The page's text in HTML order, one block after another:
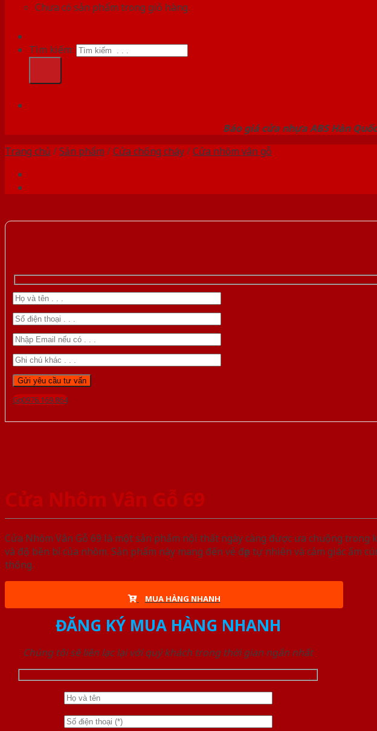
Chưa có sản phẩm trong giỏ hàng.
Tìm kiếm:
Báo giá cửa nhựa ABS Hàn
Trang chủ /Sản phẩm /Cửa chống cháy/Cửa nhôm vân gỗ
Gọi 0976.169.864
Cửa Nhôm Vân Gỗ 69
Cửa Nhôm Vân Gỗ 69 là một sản phẩm nội thất ngày càng được ưa chuộng
và độ bền bỉ của nhôm. Sản phẩm này mang đến vẻ đẹp tự nhiên và cảm giác
thống.
MUA HÀNG NHANH
ĐĂNG KÝ MUA HÀNG NHANH
Chúng tôi sẽ liên lạc lại với quý khách trong thời gian ngắn nhất